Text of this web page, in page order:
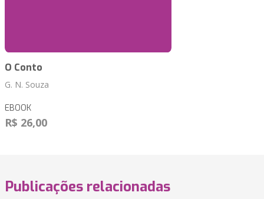
O Conto
G. N. Souza
EBOOK
R$ 26,00
Publicações relacionadas